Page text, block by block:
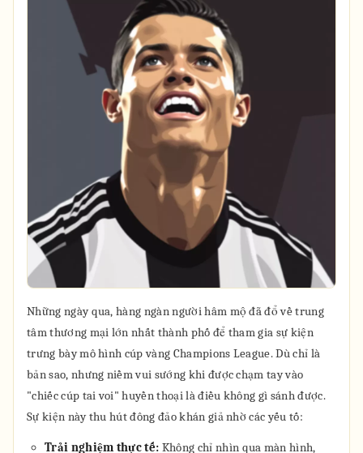
Những ngày qua, hàng ngàn người hâm mộ đã đổ về trung
tâm thương mại lớn nhất thành phố để tham gia sự kiện
trưng bày mô hình cúp vàng Champions League. Dù chỉ là
bản sao, nhưng niềm vui sướng khi được chạm tay vào
"chiếc cúp tai voi" huyền thoại là điều không gì sánh được.
Sự kiện này thu hút đông đảo khán giả nhờ các yếu tố:
Trải nghiệm thực tế: Không chỉ nhìn qua màn hình,